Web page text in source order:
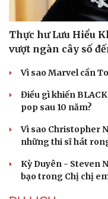
Thực hư Lưu Hiểu
vượt ngàn cây số
Vì sao Marvel cần
Điều gì khiến
pop sau 10 năm?
Vì sao Christopher
những thi sĩ hát
Kỳ Duyên - Steven
bạo trong Chị chị